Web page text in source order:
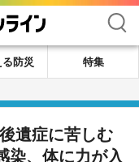
検索
防災
特集
遺症に苦しむ
、体に力が入